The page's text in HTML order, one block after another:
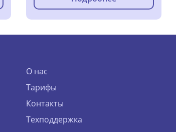
О нас
Тарифы
Контакты
Техподдержка